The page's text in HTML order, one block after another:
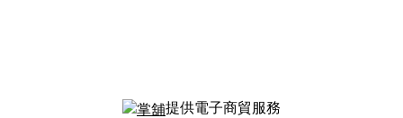
提供電子商貿服務